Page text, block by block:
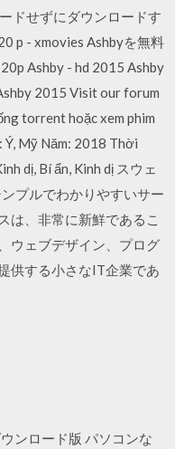
ドせずにダウンロードす
p - xmovies Ashbyを無料
Ashby - hd 2015 Ashby
2015 Visit our forum
torrent hoặc xem phim
Ý, Mỹ Năm: 2018 Thời
dị, Bí ẩn, Kinh dị スウェ
プルでわかりやすいサー
は、非常に新鮮であるこ
ウェブデザイン、プログ
供する小さなIT企業であ
ンロード版 パソコンな